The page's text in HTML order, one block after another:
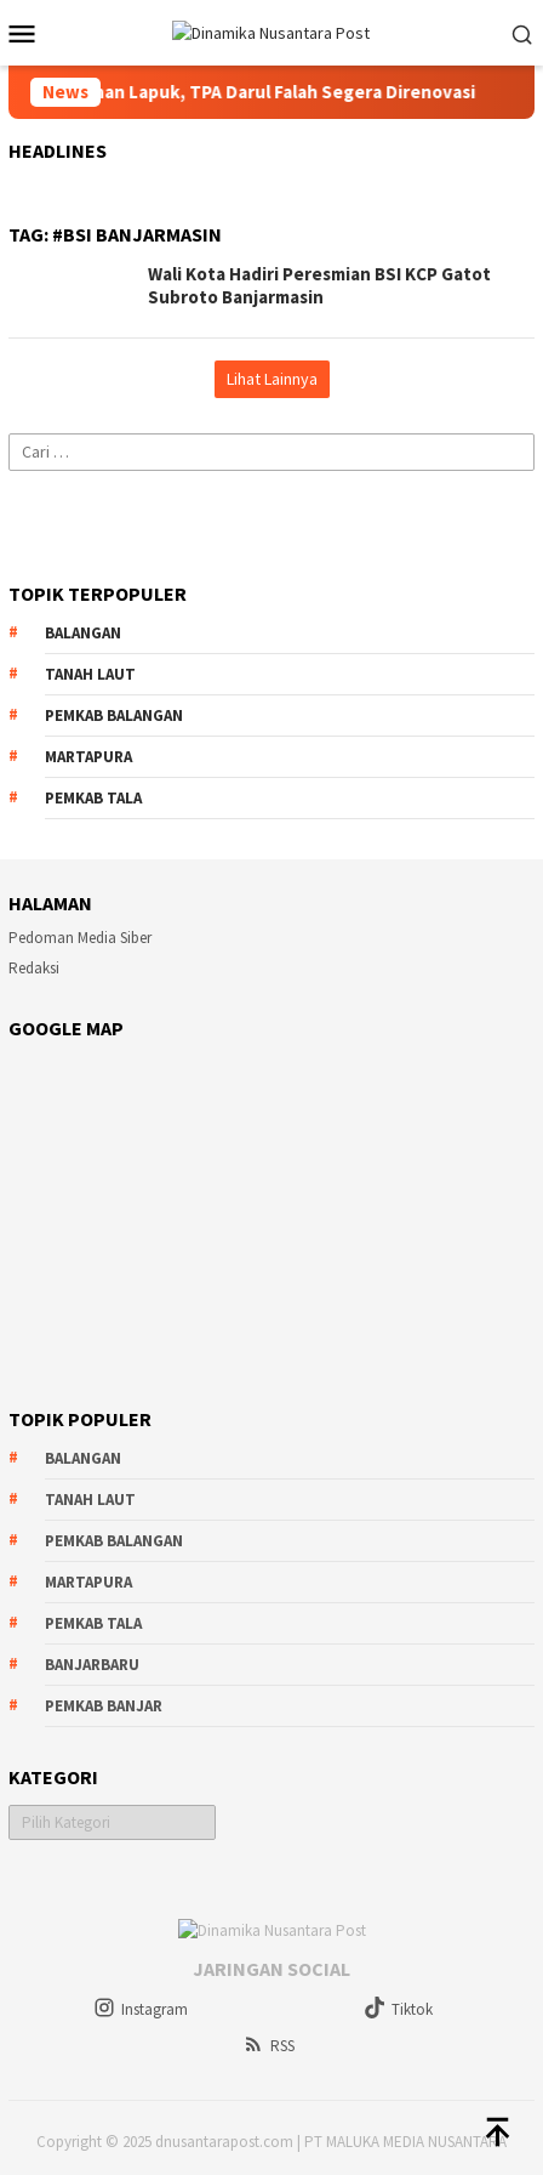
ke
kontenMobile
News
Bangunan Lapuk, TPA Darul Falah Segera Direnovasi
HEADLINES
TAG: #BSI BANJARMASIN
Wali Kota Hadiri Peresmian BSI KCP Gatot
Subroto Banjarmasin
Lihat Lainnya
Cari
untuk:
TOPIK TERPOPULER
BALANGAN
TANAH LAUT
PEMKAB BALANGAN
MARTAPURA
PEMKAB TALA
HALAMAN
Pedoman Media Siber
Redaksi
GOOGLE MAP
TOPIK POPULER
BALANGAN
TANAH LAUT
PEMKAB BALANGAN
MARTAPURA
PEMKAB TALA
BANJARBARU
PEMKAB BANJAR
KATEGORI
Kategori
JARINGAN SOCIAL
Instagram
Tiktok
RSS
Copyright © 2025 dnusantarapost.com | PT MALUKA MEDIA NUSANTARA